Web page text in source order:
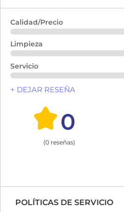
Calidad/Precio
Limpieza
Servicio
+ DEJAR RESEÑA
0
(0 reseñas)
POLÍTICAS DE SERVICIO